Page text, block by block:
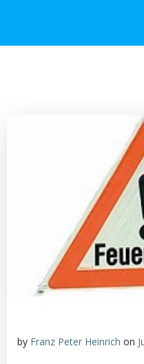
by Franz Peter Heinrich on